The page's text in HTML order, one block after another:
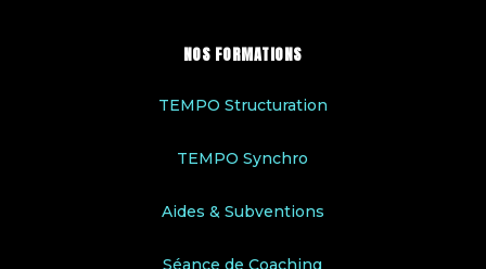
NOS FORMATIONS
TEMPO Structuration
TEMPO Synchro
Aides & Subventions
Séance de Coaching